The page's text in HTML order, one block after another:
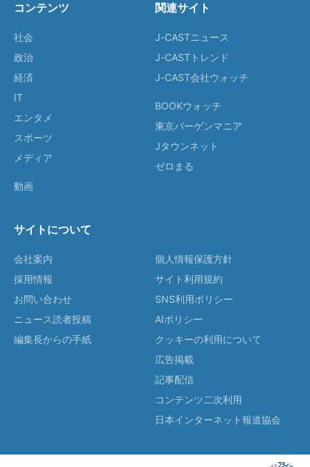
コンテンツ
社会
政治
経済
IT
エンタメ
スポーツ
メディア
動画
関連サイト
J-CASTニュース
J-CASTトレンド
J-CAST会社ウォッチ
BOOKウォッチ
東京バーゲンマニア
Jタウンネット
ゼロまる
サイトについて
会社案内
採用情報
お問い合わせ
ニュース読者投稿
編集長からの手紙
個人情報保護方針
サイト利用規約
SNS利用ポリシー
AIポリシー
クッキーの利用について
広告掲載
記事配信
コンテンツ二次利用
日本インターネット報道協会